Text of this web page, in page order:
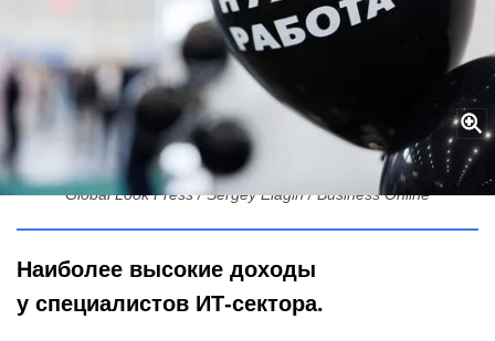
От 92 до 300 тысяч: кто в Северной столице богаче
Global Look Press / Sergey Elagin / Business Online
Наиболее высокие доходы
у специалистов ИТ-сектора.